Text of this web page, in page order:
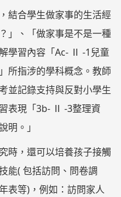
結合學生做家事的生活經
」、「做家事是不是一種
學習內容「Ac- Ⅱ -1兒童
所指涉的學科概念。教師
並記錄支持與反對小學生
表現「3b- Ⅱ -3整理資
明。」
時，還可以培養孩子接觸
能( 包括訪問、問卷調
表等)，例如：訪問家人